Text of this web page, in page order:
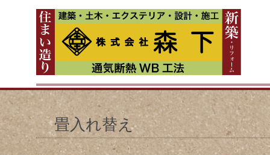
畳入れ替え